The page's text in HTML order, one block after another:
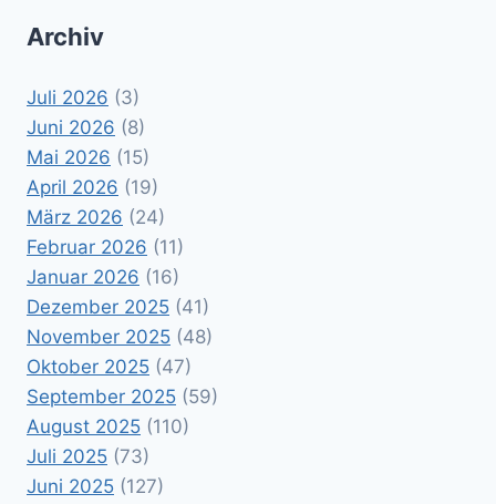
Archiv
Juli 2026 (3)
Juni 2026 (8)
Mai 2026 (15)
April 2026 (19)
März 2026 (24)
Februar 2026 (11)
Januar 2026 (16)
Dezember 2025 (41)
November 2025 (48)
Oktober 2025 (47)
September 2025 (59)
August 2025 (110)
Juli 2025 (73)
Juni 2025 (127)